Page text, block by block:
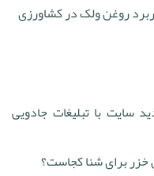
سایت با تبلیغات جادویی
برای شنا کجاست؟